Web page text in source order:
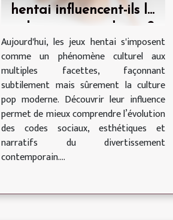
hentai influencent-ils la
Aujourd'hui, les jeux hentai s'imposent
comme un phénomène culturel aux
multiples facettes, façonnant
subtilement mais sûrement la culture
pop moderne. Découvrir leur influence
permet de mieux comprendre l’évolution
des codes sociaux, esthétiques et
narratifs du divertissement
contemporain....